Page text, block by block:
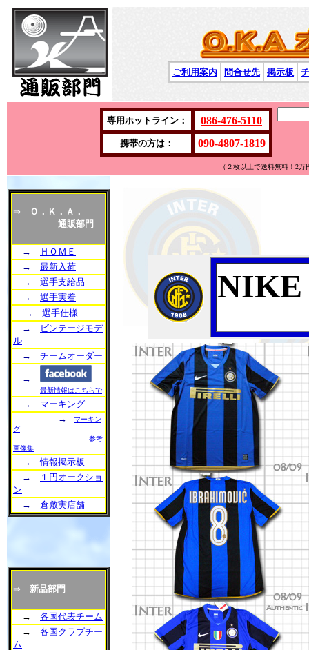
ご利用案内 問合せ先 掲示板
専用ホットライン： 086-476-5110
携帯の方は： 090-4807-1819
（２枚以上で送料無料！2
⇒
Ｏ．Ｋ．Ａ．
通販部門
→
ＨＯＭＥ
→ 最新入荷
→ 選手支給品
→ 選手実着
→ 選手仕様
→
ビンテージモデ
ル
→ チームオーダー
→
最新情報はこちらで
→ マーキング
→
マーキン
グ
参考
画像集
→情報掲示板
→
１円オークショ
ン
→ 倉敷実店舗
⇒ 新品部門
→ 各国代表チーム
→ 各国クラブチー
ム